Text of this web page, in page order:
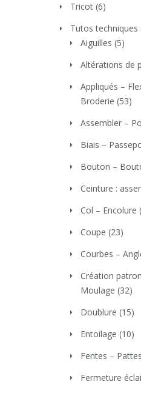
Tricot (6)
Tutos techniques
Aiguilles (5)
Altérations de
Appliqués –
Broderie (53)
Assembler –
Biais –
Bouton –
Ceinture :
Col – Encolure
Coupe (23)
Courbes –
Création
Moulage (32)
Doublure (15)
Entoilage (10)
Fentes –
Fermeture